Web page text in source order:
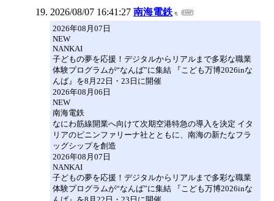
2026/08/07 16:41:27 南海電鉄
2026年08月07日
NEW
NANKAI
子どもの夢を応援！デジタルからリアルまで多彩な職業
体験プログラムが“なんば”に集結 『こども万博2026inな
んば』を8月22日・23日に開催
2026年08月06日
NEW
南海電鉄
なにわ筋線開業へ向けて次期空港特急の導入を決定 イタ
リアのピニンファリーナ社とともに、南海の新たなフラ
ッグシップを創造
2026年08月07日
NANKAI
子どもの夢を応援！デジタルからリアルまで多彩な職業
体験プログラムが“なんば”に集結 『こども万博2026inな